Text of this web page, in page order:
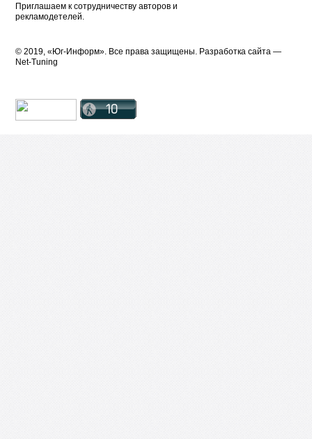
Приглашаем к сотрудничеству авторов и
рекламодетелей.
© 2019, «Юг-Информ». Все права защищены. Разработка cайта —
Net-Tuning